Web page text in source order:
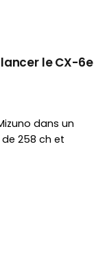
le CX-6e
dans un
de 258 ch et